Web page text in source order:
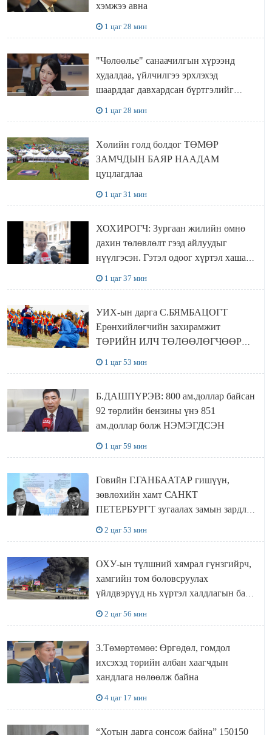
хэмжээ авна
1 цаг 28 мин
"Чөлөөлье" санаачилгын хүрээнд
худалдаа, үйлчилгээ эрхлэхэд
шаарддаг давхардсан бүртгэлийг
1 цаг 28 мин
Хөлийн голд болдог ТӨМӨР
ЗАМЧДЫН БАЯР НААДАМ
цуцлагдлаа
1 цаг 31 мин
ХОХИРОГЧ: Зургаан жилийн өмнө
дахин төлөвлөлт гээд айлуудыг
нүүлгэсэн. Гэтэл одоог хүртэл хашаа
1 цаг 37 мин
УИХ-ын дарга С.БЯМБАЦОГТ
Ерөнхийлөгчийн захирамжит
ТӨРИЙН ИЛЧ ТӨЛӨӨЛӨГЧӨӨР
1 цаг 53 мин
Б.ДАШПҮРЭВ: 800 ам.доллар байсан
92 төрлийн бензины үнэ 851
ам.доллар болж НЭМЭГДСЭН
1 цаг 59 мин
Говийн Г.ГАНБААТАР гишүүн,
зөвлөхийн хамт САНКТ
ПЕТЕРБУРГТ зугаалах замын зардлаа
2 цаг 53 мин
ОХУ-ын түлшний хямрал гүнзгийрч,
хамгийн том боловсруулах
үйлдвэрүүд нь хүртэл халдлагын бай
2 цаг 56 мин
З.Төмөртөмөө: Өргөдөл, гомдол
ихсэхэд төрийн албан хаагчдын
хандлага нөлөөлж байна
4 цаг 17 мин
“Хотын дарга сонсож байна” 150150